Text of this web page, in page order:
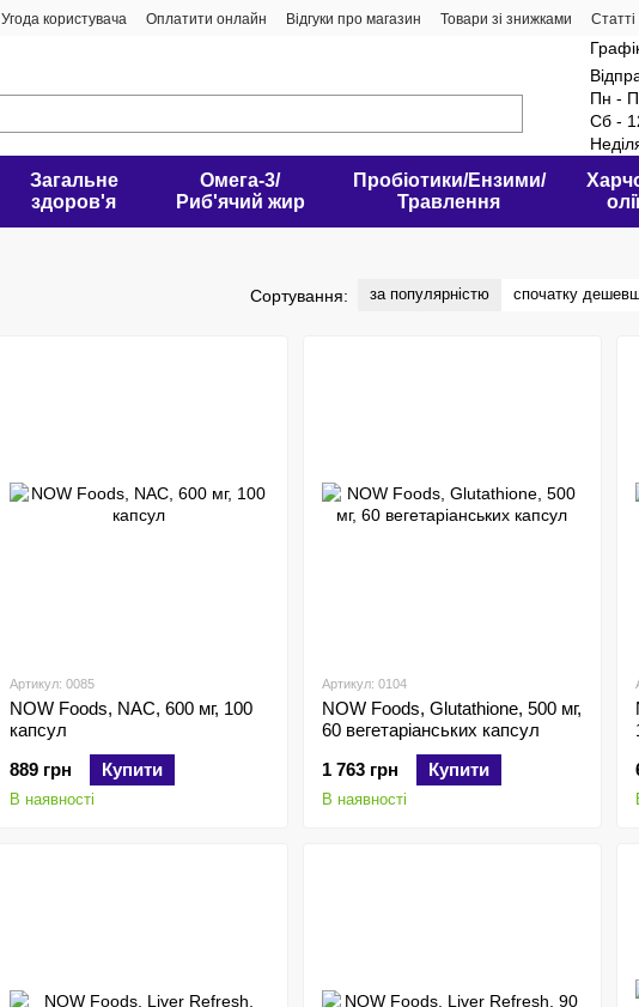
Угода користувача Оплатити онлайн Відгуки про магазин Товари зі знижками Статті
Пн -
Сб -
Загальне
здоров'я
Омега-3/
Риб'ячий жир
Пробіотики/Ензими/
Травлення
Сортування: за популярністю спочатку
Артикул: 0085
NOW Foods, NAC, 600 мг, 100
капсул
889 грн
Купити
В наявності
Артикул: 0104
NOW Foods, Glutathione, 500 мг,
60 вегетаріанських капсул
1 763 грн
Купити
В наявності